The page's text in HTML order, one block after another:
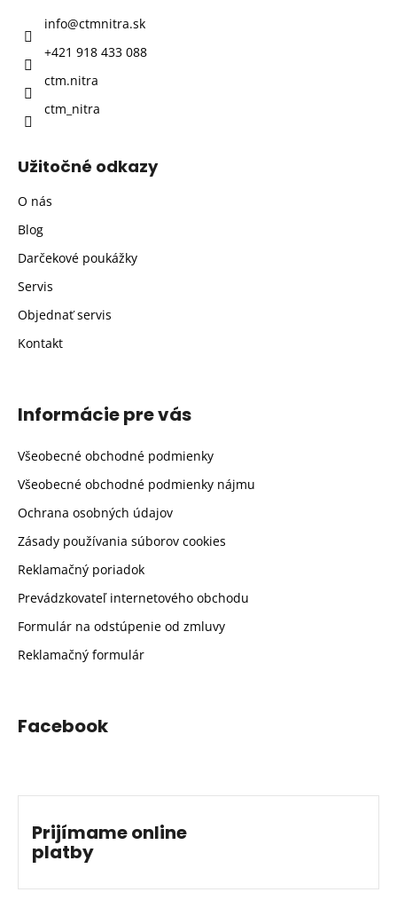
info@ctmnitra.sk
+421 918 433 088
ctm.nitra
ctm_nitra
Užitočné odkazy
O nás
Blog
Darčekové poukážky
Servis
Objednať servis
Kontakt
Informácie pre vás
Všeobecné obchodné podmienky
Všeobecné obchodné podmienky nájmu
Ochrana osobných údajov
Zásady používania súborov cookies
Reklamačný poriadok
Prevádzkovateľ internetového obchodu
Formulár na odstúpenie od zmluvy
Reklamačný formulár
Facebook
Prijímame online
platby